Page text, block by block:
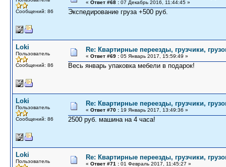
Сообщений: 86
« Ответ #68 : 07 Декабрь 2016, 11:44:45 »
Экспедирование груза +500 руб.
Loki
Пользователь
Сообщений: 86
Re: Квартирные переезды, грузчики,
« Ответ #69 : 05 Январь 2017, 15:59:49 »
Весь январь упаковка мебели в подарок!
Loki
Пользователь
Сообщений: 86
Re: Квартирные переезды, грузчики,
« Ответ #70 : 19 Январь 2017, 13:49:36 »
2500 руб. машина на 4 часа!
Loki
Пользователь
Re: Квартирные переезды, грузчики,
« Ответ #71 : 01 Февраль 2017, 11:45:27 »